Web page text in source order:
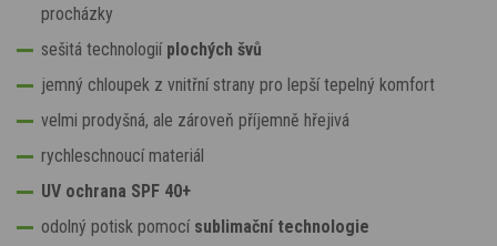
procházky
sešitá technologií plochých švů
jemný chloupek z vnitřní strany pro lepší tepelný komfort
velmi prodyšná, ale zároveň příjemně hřejivá
rychleschnoucí materiál
UV ochrana SPF 40+
odolný potisk pomocí sublimační technologie